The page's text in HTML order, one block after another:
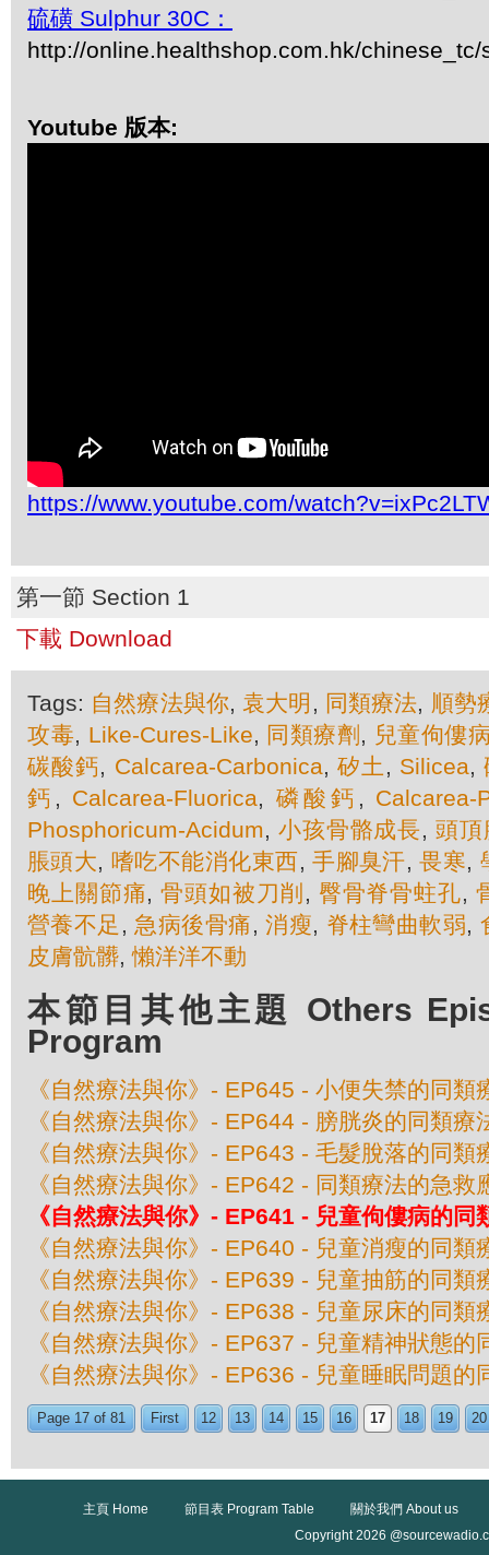
硫磺 Sulphur 30C：
http://online.healthshop.com.hk/
Youtube 版本:
https://www.youtube.com/
第一節 Section 1
下載 Download
Tags: 自然療法與你,袁大明 , 同類療法, 順勢
攻毒, Like-Cures-Like, 同類療劑 , 兒童佝僂
碳酸鈣, Calcarea-Carbonica, 矽土 , Silicea,
鈣 , Calcarea-Fluorica, 磷酸鈣 , Calcarea-
Phosphoricum-Acidum, 小孩骨骼成長,頭頂
脹頭大, 嗜吃不能消化東西,手腳臭汗,畏寒,
晚上關節痛,骨頭如被刀削 , 臀骨脊骨蛀孔,
營養不足 , 急病後骨痛,消瘦, 脊柱彎曲軟弱,
皮膚骯髒,懶洋洋不動
本節目其他主題 Others
Program
《自然療法與你》- EP645 - 小便失禁的同類
《自然療法與你》- EP644 - 膀胱炎的同類療
《自然療法與你》- EP643 - 毛髮脫落的同類
《自然療法與你》- EP642 - 同類療法的急救
《自然療法與你》- EP641 - 兒童佝僂病的同
《自然療法與你》- EP640 - 兒童消瘦的同類
《自然療法與你》- EP639 - 兒童抽筋的同類
《自然療法與你》- EP638 - 兒童尿床的同類
《自然療法與你》- EP637 - 兒童精神狀態的
《自然療法與你》- EP636 - 兒童睡眠問題的
Page 17 of 81 First 12 13 14 15 16 17 18 19 20
主頁 Home 節目表 Program Table
關於我們 About us
Copyright 2026